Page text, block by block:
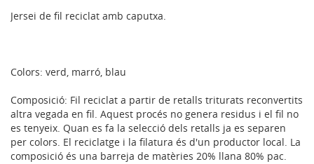
Jersei de fil reciclat amb caputxa.
Colors: verd, marró, blau
Composició: Fil reciclat a partir de retalls triturats reconvertits
altra vegada en fil. Aquest procés no genera residus i el fil no
es tenyeix. Quan es fa la selecció dels retalls ja es separen
per colors. El reciclatge i la filatura és d'un productor local. La
composició és una barreja de matèries 20% llana 80% pac.